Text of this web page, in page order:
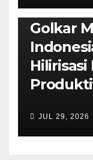
Isi
Golkar
JUL 29, 2026